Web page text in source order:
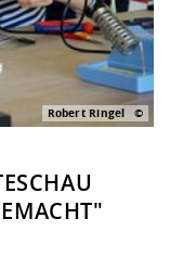
Robert Ringel